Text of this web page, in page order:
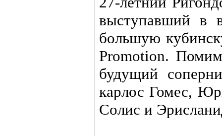
выступавший в
большую
Promotion.
будущий
карлос Гомес,
Солис и